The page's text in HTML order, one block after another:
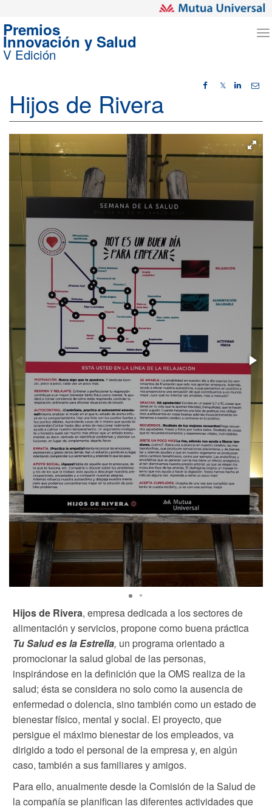
Premios
Innovación y Salud
V Edición
𝕏
Hijos de Rivera
Hijos de Rivera, empresa dedicada a los sectores de
alimentación y servicios, propone como buena práctica
Tu Salud es la Estrella, un programa orientado a
promocionar la salud global de las personas,
inspirándose en la definición que la OMS realiza de la
salud; ésta se considera no solo como la ausencia de
enfermedad o dolencia, sino también como un estado de
bienestar físico, mental y social. El proyecto, que
persigue el máximo bienestar de los empleados, va
dirigido a todo el personal de la empresa y, en algún
caso, también a sus familiares y amigos.
Para ello, anualmente desde la Comisión de la Salud de
la compañía se planifican las diferentes actividades que